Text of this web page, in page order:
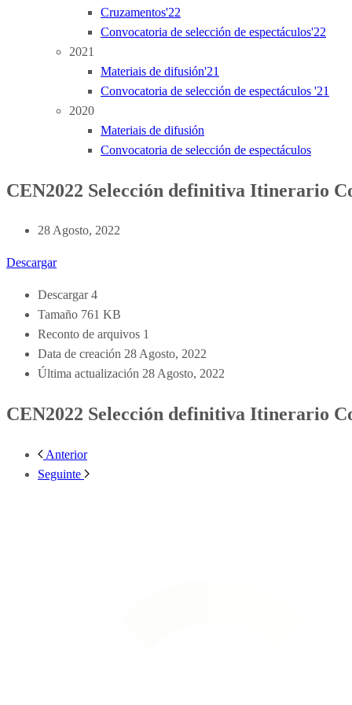
Cruzamentos'22
Convocatoria de selección de espectáculos'22
2021
Materiais de difusión'21
Convocatoria de selección de espectáculos '21
2020
Materiais de difusión
Convocatoria de selección de espectáculos
CEN2022 Selección definitiva Itinerario
28 Agosto, 2022
Descargar
Descargar4
Tamaño 761 KB
Reconto de arquivos 1
Data de creación 28 Agosto, 2022
Última actualización 28 Agosto, 2022
CEN2022 Selección definitiva Itinerario
Anterior
Seguinte